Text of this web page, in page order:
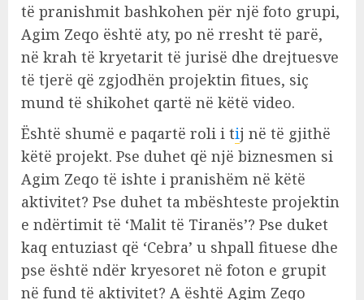
të pranishmit bashkohen për një foto grupi,
Agim Zeqo është aty, po në rresht të parë,
në krah të kryetarit të jurisë dhe drejtuesve
të tjerë që zgjodhën projektin fitues, siç
mund të shikohet qartë në këtë video.
Është shumë e paqartë roli i tij në të gjithë
këtë projekt. Pse duhet që një biznesmen si
Agim Zeqo të ishte i pranishëm në këtë
aktivitet? Pse duhet ta mbështeste projektin
e ndërtimit të ‘Malit të Tiranës’? Pse duket
kaq entuziast që ‘Cebra’ u shpall fituese dhe
pse është ndër kryesoret në foton e grupit
në fund të aktivitet? A është Agim Zeqo